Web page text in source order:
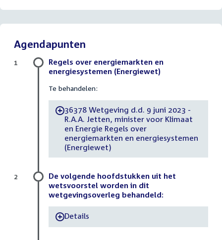
Agendapunten
Regels over energiemarkten en
energiesystemen (Energiewet)
Te behandelen:
-36378 Wetgeving d.d. 9 juni 2023 -
R.A.A. Jetten, minister voor Klimaat
en Energie Regels over
energiemarkten en energiesystemen
(Energiewet)
1
De volgende hoofdstukken uit het
wetsvoorstel worden in dit
wetgevingsoverleg behandeld:
-Details
2